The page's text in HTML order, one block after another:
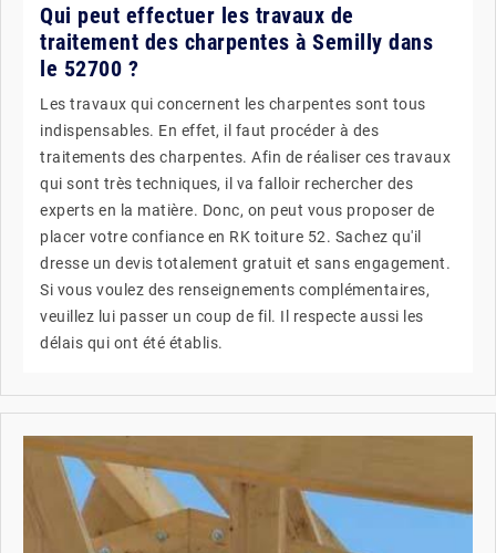
Qui peut effectuer les travaux de
traitement des charpentes à Semilly dans
le 52700 ?
Les travaux qui concernent les charpentes sont tous
indispensables. En effet, il faut procéder à des
traitements des charpentes. Afin de réaliser ces travaux
qui sont très techniques, il va falloir rechercher des
experts en la matière. Donc, on peut vous proposer de
placer votre confiance en RK toiture 52. Sachez qu'il
dresse un devis totalement gratuit et sans engagement.
Si vous voulez des renseignements complémentaires,
veuillez lui passer un coup de fil. Il respecte aussi les
délais qui ont été établis.